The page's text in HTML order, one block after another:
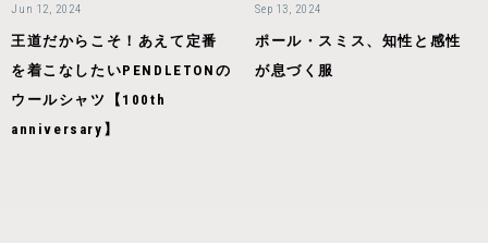
Jun 12, 2024
王道だからこそ！あえて定番
を着こなしたいPENDLETONの
ウールシャツ【100th
anniversary】
Sep 13, 2024
ポール・スミス、知性と感性
が息づく服